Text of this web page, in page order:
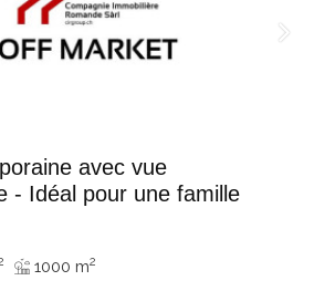
avec vue
- Idéal pour une famille
1000 m2